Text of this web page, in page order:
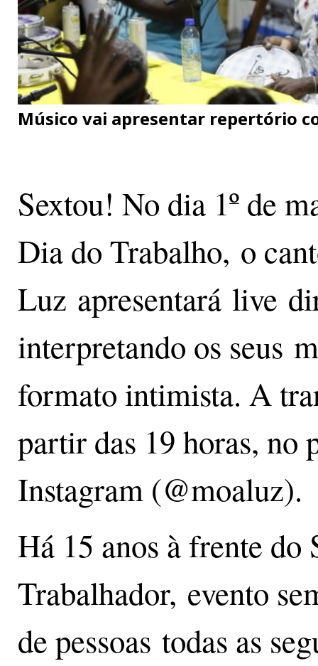
Músico vai apresentar repertório
Sextou! No dia 1º de
Dia do Trabalho, o
Luz apresentará live
interpretando os seus
formato intimista. A
partir das 19 horas, no
Instagram (@moaluz).
Há 15 anos à frente do
Trabalhador, evento
de pessoas todas as